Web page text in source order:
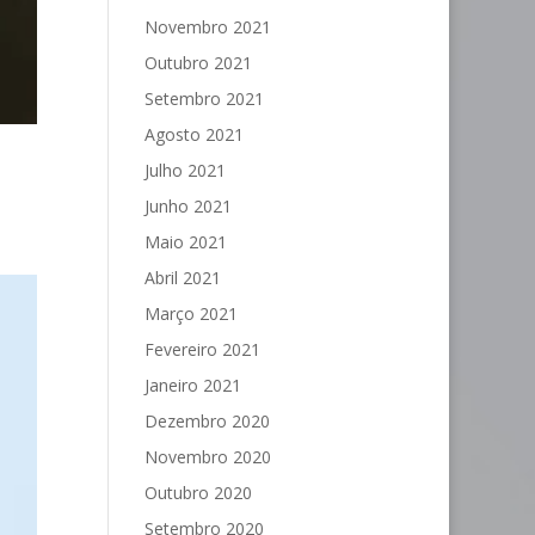
Novembro 2021
Outubro 2021
Setembro 2021
Agosto 2021
Julho 2021
Junho 2021
Maio 2021
Abril 2021
Março 2021
Fevereiro 2021
Janeiro 2021
Dezembro 2020
Novembro 2020
Outubro 2020
Setembro 2020